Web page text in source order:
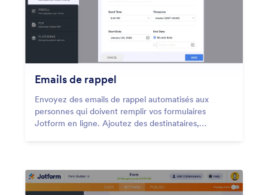
Emails de rappel
Envoyez des emails de rappel automatisés aux
personnes qui doivent remplir vos formulaires
Jotform en ligne. Ajoutez des destinataires,